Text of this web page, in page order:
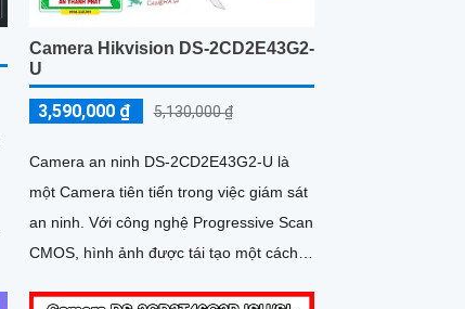
Camera Hikvision DS-2CD2E43G2-
U
3,590,000 ₫ 5,130,000 ₫
Camera an ninh DS-2CD2E43G2-U là
một Camera tiên tiến trong việc giám sát
an ninh. Với công nghệ Progressive Scan
CMOS, hình ảnh được tái tạo một cách